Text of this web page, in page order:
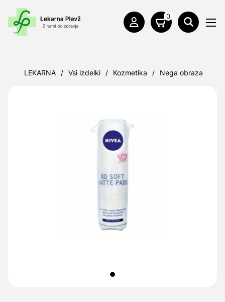
0
LEKARNA / Vsi izdelki / Kozmetika / Nega obraza